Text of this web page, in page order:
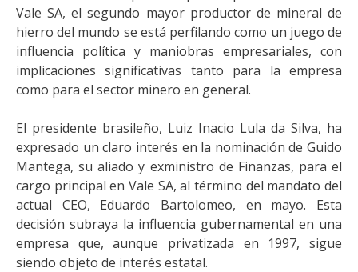
Vale SA, el segundo mayor productor de mineral de
hierro del mundo se está perfilando como un juego de
influencia política y maniobras empresariales, con
implicaciones significativas tanto para la empresa
como para el sector minero en general.
El presidente brasileño, Luiz Inacio Lula da Silva, ha
expresado un claro interés en la nominación de Guido
Mantega, su aliado y exministro de Finanzas, para el
cargo principal en Vale SA, al término del mandato del
actual CEO, Eduardo Bartolomeo, en mayo. Esta
decisión subraya la influencia gubernamental en una
empresa que, aunque privatizada en 1997, sigue
siendo objeto de interés estatal.